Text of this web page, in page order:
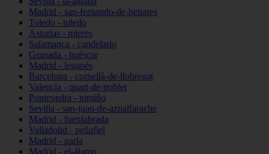
Madrid - san-fernando-de-henares
Toledo - toledo
Asturias - mieres
Salamanca - candelario
Granada - huéscar
Madrid - leganés
Barcelona - cornellà-de-llobregat
Valencia - quart-de-poblet
Pontevedra - tomiño
Sevilla - san-juan-de-aznalfarache
Madrid - fuenlabrada
Valladolid - peñafiel
Madrid - parla
Madrid - el-álamo